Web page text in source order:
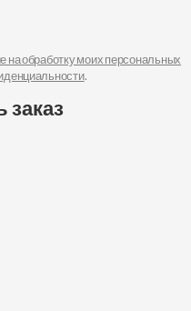
на обработку моих персональных
.
заказ